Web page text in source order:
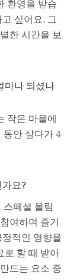
환영을 받습
싶어요. 그
한 시간을 보
마나 되셨나
작은 마을에
동안 살다가 4
가요?
스페셜 올림
여하며 즐거
적인 영향을
로 할 때 받아
드는 요소 중